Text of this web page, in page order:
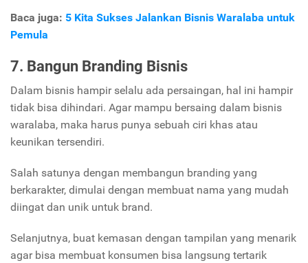
Baca juga: 5 Kita Sukses Jalankan Bisnis Waralaba untuk
Pemula
7. Bangun Branding Bisnis
Dalam bisnis hampir selalu ada persaingan, hal ini hampir
tidak bisa dihindari. Agar mampu bersaing dalam bisnis
waralaba, maka harus punya sebuah ciri khas atau
keunikan tersendiri.
Salah satunya dengan membangun branding yang
berkarakter, dimulai dengan membuat nama yang mudah
diingat dan unik untuk brand.
Selanjutnya, buat kemasan dengan tampilan yang menarik
agar bisa membuat konsumen bisa langsung tertarik